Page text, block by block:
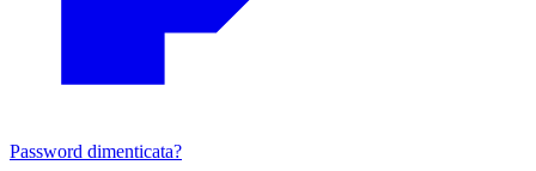
Password dimenticata?